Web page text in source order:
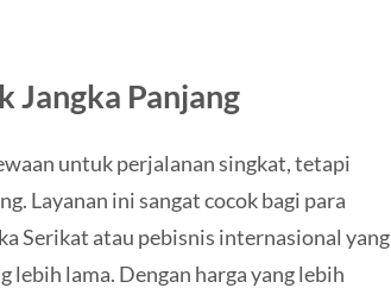
Jangka Panjang
untuk perjalanan singkat, tetapi
Layanan ini sangat cocok bagi para
Serikat atau pebisnis internasional yang
lebih lama. Dengan harga yang lebih